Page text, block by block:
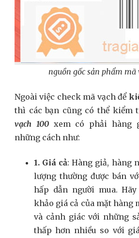
nguồn gốc sản phẩm mã
Ngoài việc check mã vạch để
thì các bạn cũng có thể kiểm
vạch 100xem có phải hàng
những cách như:
1. Giá cả: Hàng giả, hàng
lượng thường được bán
hấp dẫn người mua.
khảo giá cả của mặt hàng
và cảnh giác với những
thấp hơn nhiều so với